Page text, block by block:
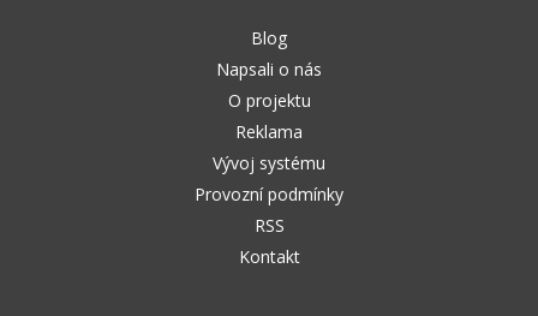
Blog
Napsali o nás
O projektu
Reklama
Vývoj systému
Provozní podmínky
RSS
Kontakt